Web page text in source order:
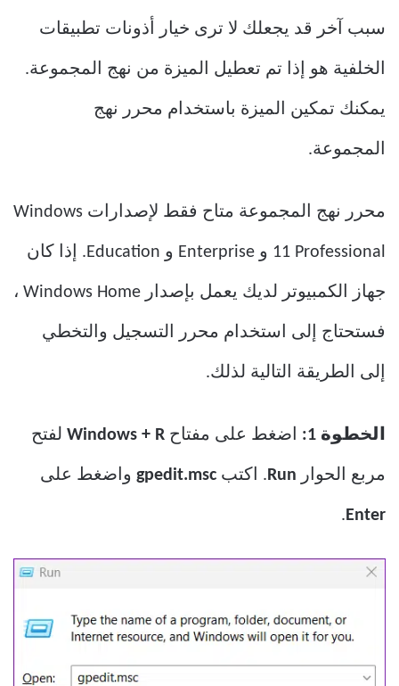
سبب آخر قد يجعلك لا ترى خيار أذونات تطبيقات
الخلفية هو إذا تم تعطيل الميزة من نهج المجموعة.
يمكنك تمكين الميزة باستخدام محرر نهج
المجموعة.
محرر نهج المجموعة متاح فقط لإصدارات Windows
11 Professional و Enterprise و Education. إذا كان
جهاز الكمبيوتر لديك يعمل بإصدار Windows Home ،
فستحتاج إلى استخدام محرر التسجيل والتخطي
إلى الطريقة التالية لذلك.
الخطوة 1: اضغط على مفتاح لفتح
مربع الحوار Run . اكتب واضغط على
Enter
.